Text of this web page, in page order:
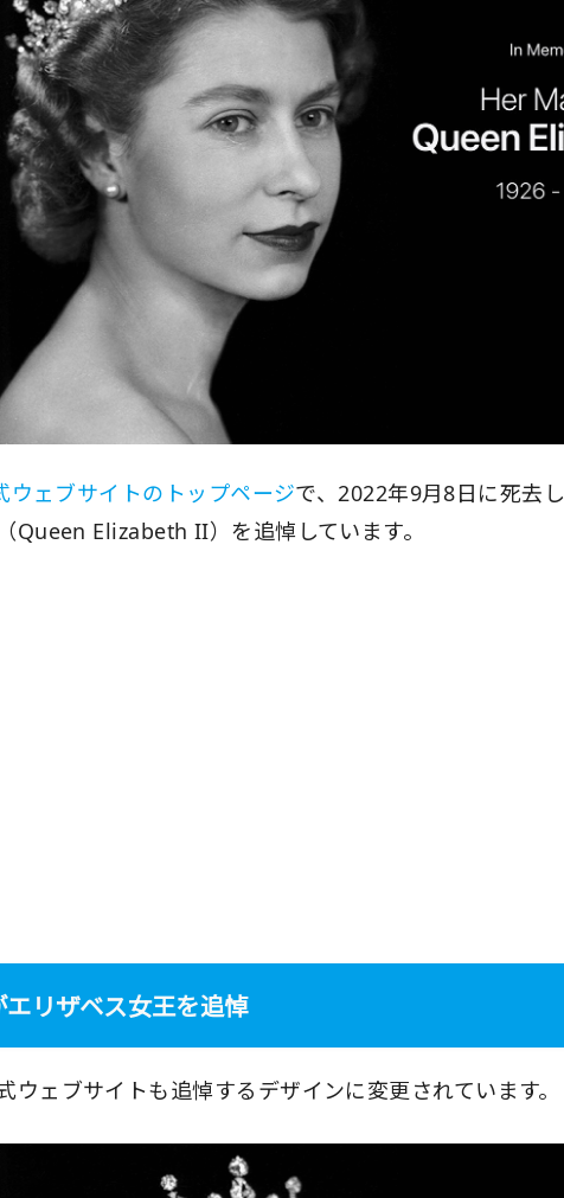
ウェブサイトのトップページで、2022年9月8日に死去
Queen Elizabeth II）を追悼しています。
リザベス女王を追悼
ウェブサイトも追悼するデザインに変更されています。